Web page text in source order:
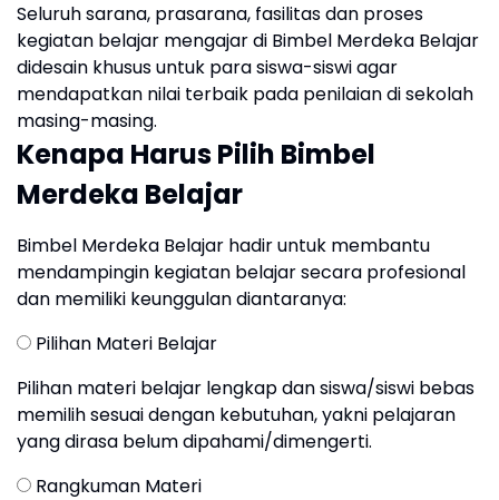
Seluruh sarana, prasarana, fasilitas dan proses
kegiatan belajar mengajar di Bimbel Merdeka Belajar
didesain khusus untuk para siswa-siswi agar
mendapatkan nilai terbaik pada penilaian di sekolah
masing-masing.
Kenapa Harus Pilih Bimbel
Merdeka Belajar
Bimbel Merdeka Belajar hadir untuk membantu
mendampingin kegiatan belajar secara profesional
dan memiliki keunggulan diantaranya:
Pilihan Materi Belajar
Pilihan materi belajar lengkap dan siswa/siswi bebas
memilih sesuai dengan kebutuhan, yakni pelajaran
yang dirasa belum dipahami/dimengerti.
Rangkuman Materi